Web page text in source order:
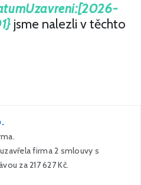
jsme nalezli v těchto
firma 2 smlouvy s
za 217 627 Kč.